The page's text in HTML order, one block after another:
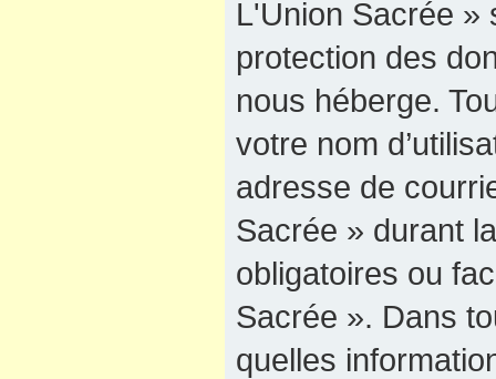
L'Union Sacrée »
protection des
nous héberge.
votre nom
adresse de
Sacrée » durant
obligatoires ou
Sacrée ». Dans
quelles